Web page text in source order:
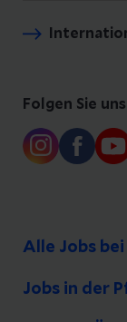
Folgen Sie uns
Alle Jobs
Jobs in der